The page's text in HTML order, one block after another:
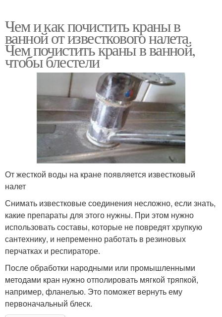
Чем и как почистить краны в
ванной от известкового налета.
Чем почистить краны в ванной,
чтобы блестели
От жесткой воды на кране появляется известковый
налет
Снимать известковые соединения несложно, если знать,
какие препараты для этого нужны. При этом нужно
использовать составы, которые не повредят хрупкую
сантехнику, и непременно работать в резиновых
перчатках и респираторе.
После обработки народными или промышленными
методами кран нужно отполировать мягкой тряпкой,
например, фланелью. Это поможет вернуть ему
первоначальный блеск.